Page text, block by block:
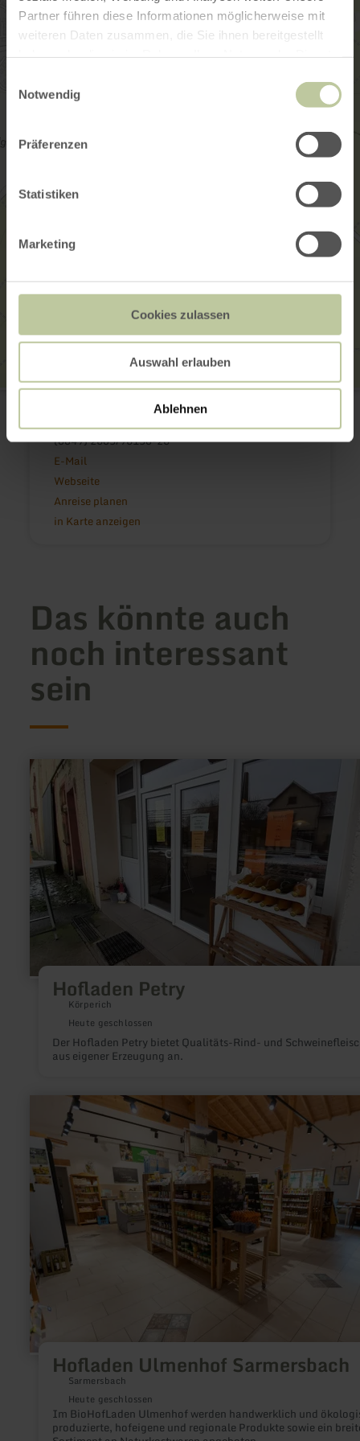
Partner führen diese Informationen möglicherweise mit
weiteren Daten zusammen, die Sie ihnen bereitgestellt
Notwendig
Präferenzen
Statistiken
Marketing
Cookies zulassen
Auswahl erlauben
Ablehnen
An den Gärten 6 (Stadthalle)
56294 Münstermaifeld
(0049) 2605/96150-26
E-Mail
Webseite
Anreise planen
in Karte anzeigen
Das könnte auch
noch interessant
sein
Hofladen Petry
Körperich
Heute geschlossen
Der Hofladen Petry bietet Qualitäts-Rind- und
aus eigener Erzeugung an.
mehr
erfahren
zu:
Hofladen
Petry
Hofladen Ulmenhof Sarmersbach
Sarmersbach
Heute geschlossen
Im BioHofLaden Ulmenhof werden handwerklich und
produzierte, hofeigene und regionale Produkte sowie ein
erfahren
Hofladen
Ulmenhof
Sarmersbach